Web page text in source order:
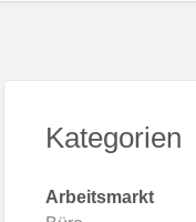
Kategorien
Arbeitsmarkt